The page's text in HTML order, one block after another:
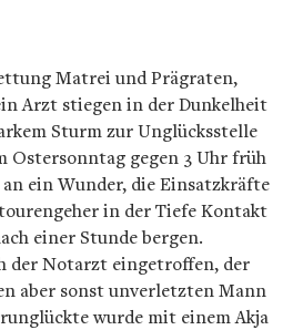
Matrei und Prägraten,
Arzt stiegen in der Dunkelheit
Sturm zur Unglücksstelle
Ostersonntag gegen 3 Uhr früh
ein Wunder, die Einsatzkräfte
in der Tiefe Kontakt
einer Stunde bergen.
der Notarzt eingetroffen, der
aber sonst unverletzten Mann
wurde mit einem Akja